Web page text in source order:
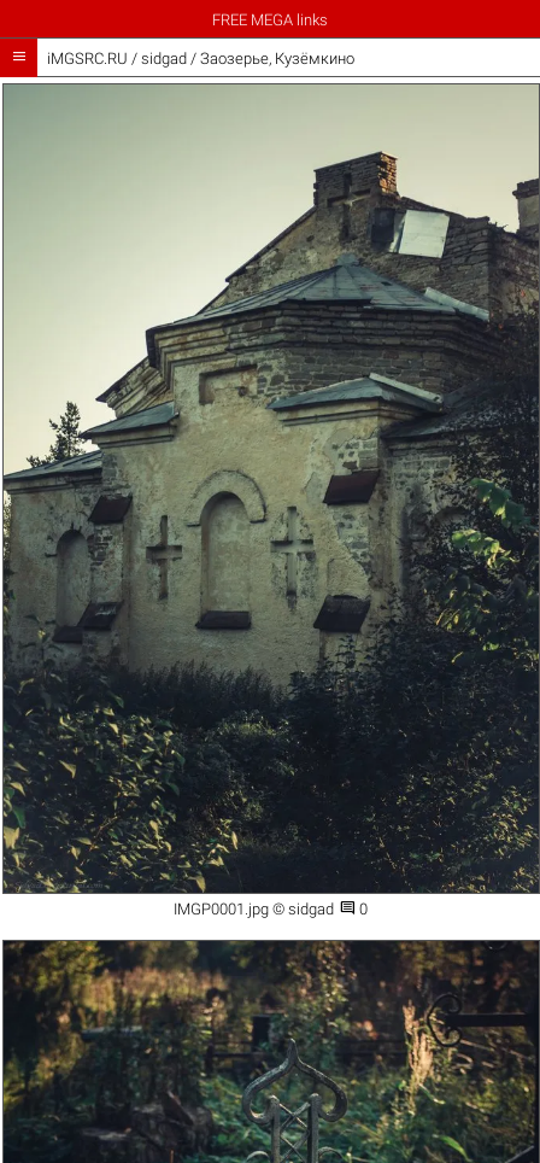
FREE MEGA links
 iMGSRC.RU / sidgad/ Заозерье, Кузёмкино
IMGP0001.jpg © sidgad  0